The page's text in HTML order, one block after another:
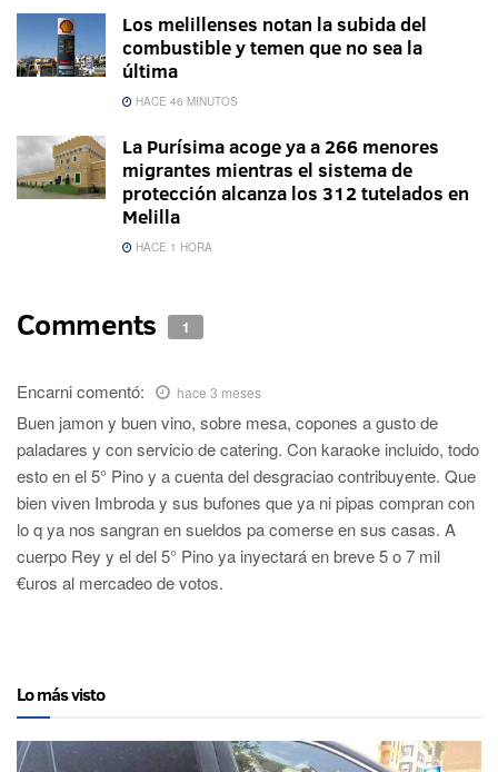
Los melillenses notan la subida del
combustible y temen que no sea la
última
HACE 46 MINUTOS
La Purísima acoge ya a 266 menores
migrantes mientras el sistema de
protección alcanza los 312 tutelados en
Melilla
HACE 1 HORA
Comments 1
Encarnicomentó: hace 3 meses
Buen jamon y buen vino, sobre mesa, copones a gusto de
paladares y con servicio de catering. Con karaoke incluido, todo
esto en el 5° Pino y a cuenta del desgraciao contribuyente. Que
bien viven Imbroda y sus bufones que ya ni pipas compran con
lo q ya nos sangran en sueldos pa comerse en sus casas. A
cuerpo Rey y el del 5° Pino ya inyectará en breve 5 o 7 mil
€uros al mercadeo de votos.
Lo más visto